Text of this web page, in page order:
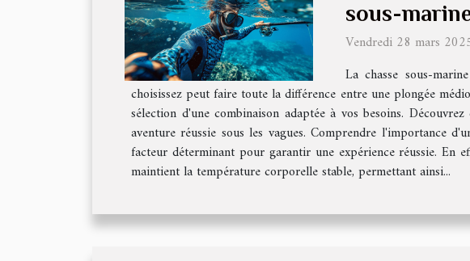
sous-
Vendredi 28 mars
La chasse sous-
choisissez peut faire toute la différence entre une plongée
sélection d'une combinaison adaptée à vos besoins.
aventure réussie sous les vagues. Comprendre l'importance
facteur déterminant pour garantir une expérience réussie. En
maintient la température corporelle stable, permettant ainsi...